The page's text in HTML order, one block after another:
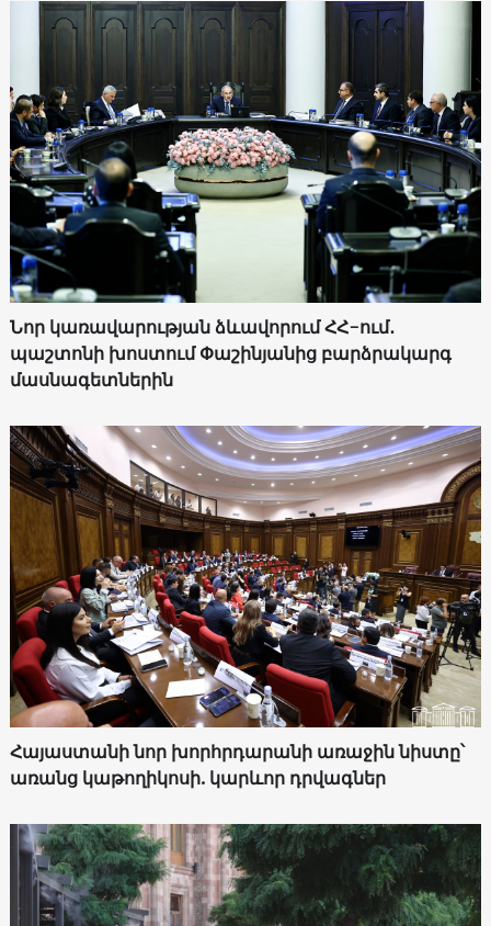
Նոր կառավարության ձևավորում ՀՀ-ում․
պաշտոնի խոստում Փաշինյանից բարձրակարգ
մասնագետներին
Հայաստանի նոր խորհրդարանի առաջին նիստը՝
առանց կաթողիկոսի. կարևոր դրվագներ